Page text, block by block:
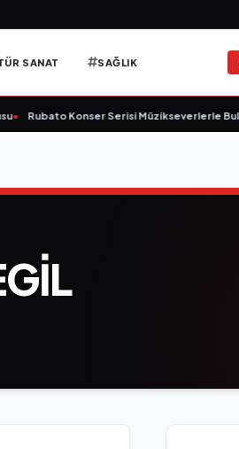
SANAT SAĞLIK
• Rubato Konser Serisi Müzikseverlerle